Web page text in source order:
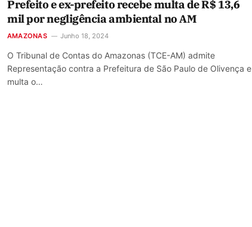
Prefeito e ex-prefeito recebe multa de R$ 13,6
mil por negligência ambiental no AM
AMAZONAS Junho 18, 2024
O Tribunal de Contas do Amazonas (TCE-AM) admite
Representação contra a Prefeitura de São Paulo de Olivença e
multa o…